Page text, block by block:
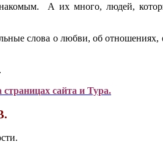
А их много, людей,
слова о любви, об
страницах сайта и Тура.